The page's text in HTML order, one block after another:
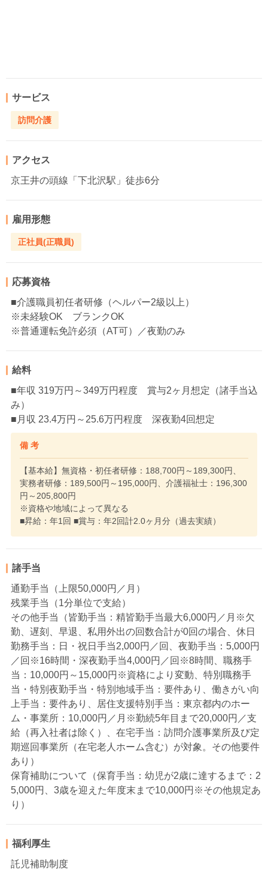
サービス
訪問介護
アクセス
京王井の頭線「下北沢駅」徒歩6分
雇用形態
正社員(正職員)
応募資格
■介護職員初任者研修（ヘルパー2級以上）
※未経験OK ブランクOK
※普通運転免許必須（AT可）／夜勤のみ
給料
■年収 319万円～349万円程度 賞与2ヶ月想定（諸手当込
み）
■月収 23.4万円～25.6万円程度 深夜勤4回想定
備 考
【基本給】無資格・初任者研修：188,700円～189,300円、
実務者研修：189,500円～195,000円、介護福祉士：196,300
円～205,800円
※資格や地域によって異なる
■昇給：年1回 ■賞与：年2回計2.0ヶ月分（過去実績）
諸手当
通勤手当（上限50,000円／月）
残業手当（1分単位で支給）
その他手当（皆勤手当：精皆勤手当最大6,000円／月※欠
勤、遅刻、早退、私用外出の回数合計が0回の場合、休日
勤務手当：日・祝日手当2,000円／回、夜勤手当：5,000円
／回※16時間・深夜勤手当4,000円／回※8時間、職務手
当：10,000円～15,000円※資格により変動、特別職務手
当・特別夜勤手当・特別地域手当：要件あり、働きがい向
上手当：要件あり、居住支援特別手当：東京都内のホー
ム・事業所：10,000円／月※勤続5年目まで20,000円／支
給（再入社者は除く）、在宅手当：訪問介護事業所及び定
期巡回事業所（在宅老人ホーム含む）が対象。その他要件
あり）
保育補助について（保育手当：幼児が2歳に達するまで：2
5,000円、3歳を迎えた年度末まで10,000円※その他規定あ
り）
福利厚生
託児補助制度